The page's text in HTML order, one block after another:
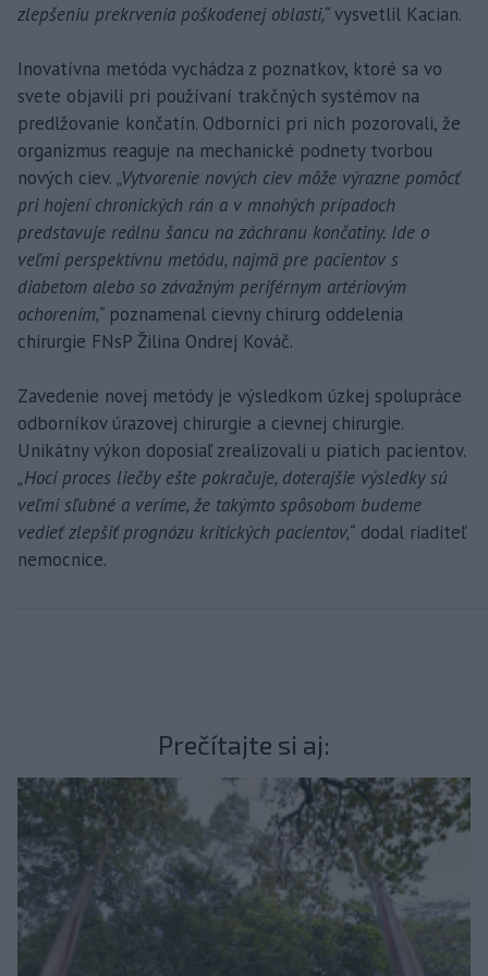
zlepšeniu prekrvenia poškodenej oblasti,“vysvetlil Kacian.
Inovatívna metóda vychádza z poznatkov, ktoré sa vo
svete objavili pri používaní trakčných systémov na
predlžovanie končatín. Odborníci pri nich pozorovali, že
organizmus reaguje na mechanické podnety tvorbou
nových ciev. „Vytvorenie nových ciev môže výrazne pomôcť
pri hojení chronických rán a v mnohých prípadoch
predstavuje reálnu šancu na záchranu končatiny. Ide o
veľmi perspektívnu metódu, najmä pre pacientov s
diabetom alebo so závažným periférnym artériovým
ochorením,“ poznamenal cievny chirurg oddelenia
chirurgie FNsP Žilina Ondrej Kováč.
Zavedenie novej metódy je výsledkom úzkej spolupráce
odborníkov úrazovej chirurgie a cievnej chirurgie.
Unikátny výkon doposiaľ zrealizovali u piatich pacientov.
„Hoci proces liečby ešte pokračuje, doterajšie výsledky sú
veľmi sľubné a veríme, že takýmto spôsobom budeme
vedieť zlepšiť prognózu kritických pacientov,“ dodal riaditeľ
nemocnice.
Prečítajte si aj: